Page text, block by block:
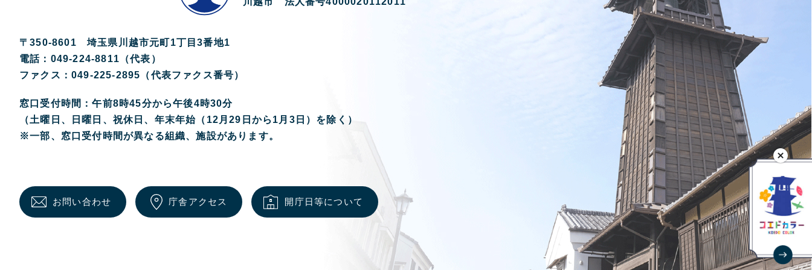
〒350-8601 埼玉県川越市元町1丁目3番地1
電話：049-224-8811（代表）
ファクス：049-225-2895（代表ファクス番号）
窓口受付時間：午前8時45分から午後4時30分
（土曜日、日曜日、祝休日、年末年始（12月29日から1月3日）を除く）
※一部、窓口受付時間が異なる組織、施設があります。
お問い合わせ 庁舎アクセス 開庁日等について